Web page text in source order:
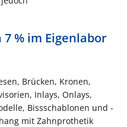
% im Eigenlabor
Brücken, Kronen,
Inlays, Onlays,
Bissschablonen und -
mit Zahnprothetik